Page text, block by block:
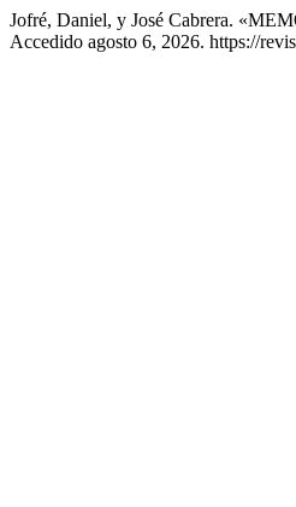
Jofré, Daniel, y José Cabrera.
Accedido agosto 6, 2026. https://